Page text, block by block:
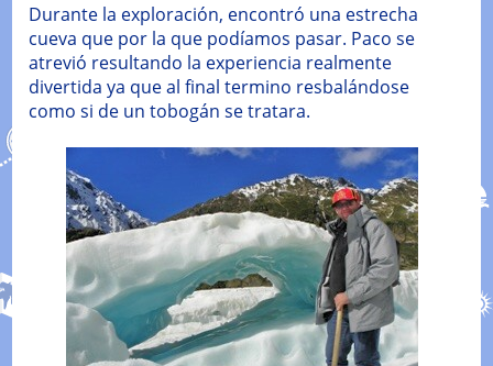
Durante la exploración, encontró una estrecha
cueva que por la que podíamos pasar. Paco se
atrevió resultando la experiencia realmente
divertida ya que al final termino resbalándose
como si de un tobogán se tratara.